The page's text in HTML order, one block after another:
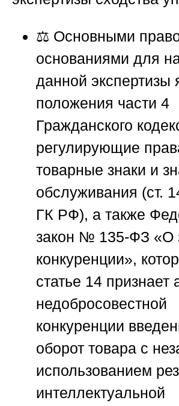
⚖️ Основными
основаниями для
данной экспертизы
положения части 4
Гражданского
регулирующие
товарные знаки и
обслуживания (ст.
ГК РФ), а также
закон № 135-ФЗ «О
конкуренции»,
статье 14 признает
недобросовестной
конкуренции
оборот товара с
использованием
интеллектуальной